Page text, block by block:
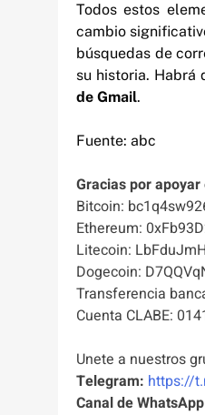
Todos estos
cambio
búsquedas de
su historia. Habrá
de Gmail.
Fuente: abc
Gracias por
Bitcoin:
Ethereum:
Litecoin:
Dogecoin:
Transferencia
Cuenta CLABE:
Unete a nuestros
Telegram: https://
Canal de WhatsApp